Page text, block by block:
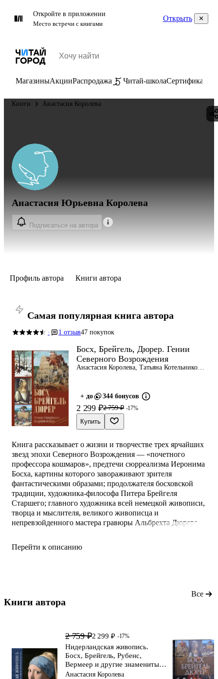
Откройте в приложении
Место встречи с книгами
Открыть
МагазиныАкцииРаспродажа Читай-школаСертификаты
Книги Анастасия Королева
Анастасия Юрьевна Королева
Подписаться на автора
Профиль автора Книги автора
Самая популярная книга автора
· 1 отзыв47 покупок
Босх, Брейгель, Дюрер. Гении
Северного Возрождения
Анастасия Королева, Татьяна Котельникова,
+ до 344 бонусов
2 299 ₽2 759 ₽ -17%
Купить
Книга рассказывает о жизни и творчестве трех ярчайших
звезд эпохи Северного Возрождения — «почетного
профессора кошмаров», предтечи сюрреализма Иеронима
Босха, картины которого завораживают зрителя
фантастическими образами; продолжателя босховской
традиции, художника-философа Питера Брейгеля
Старшего; главного художника всей немецкой живописи,
творца и мыслителя, великого живописца и
непревзойденного мастера гравюры Альбрехта Дюрера.
и поражает новаторством, особым миром
Перейти к описанию
Книги автора
Все
2 759 ₽2 299 ₽ -17%
Нидерландская живопись.
Босх, Брейгель, Рубенс,
Вермеер и другие знаменитые
мастера
Анастасия Королева